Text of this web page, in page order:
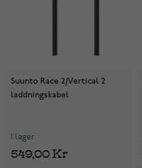
Suunto Race 2/Vertical 2
laddningskabel
I lager
549,00 Kr